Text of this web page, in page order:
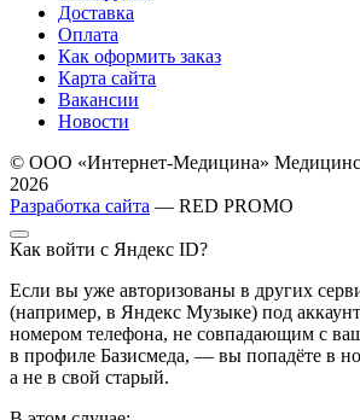
Доставка
Оплата
Как оформить заказ
Карта сайта
Вакансии
Новости
© ООО «Интернет-Медицина»
2026
Разработка сайта — RED PROMO
Как войти с Яндекс ID?
Если вы уже авторизованы в других
(например, в Яндекс Музыке) под
номером телефона, не совпадающим с
в профиле Базисмеда, — вы попадёте в
а не в свой старый.